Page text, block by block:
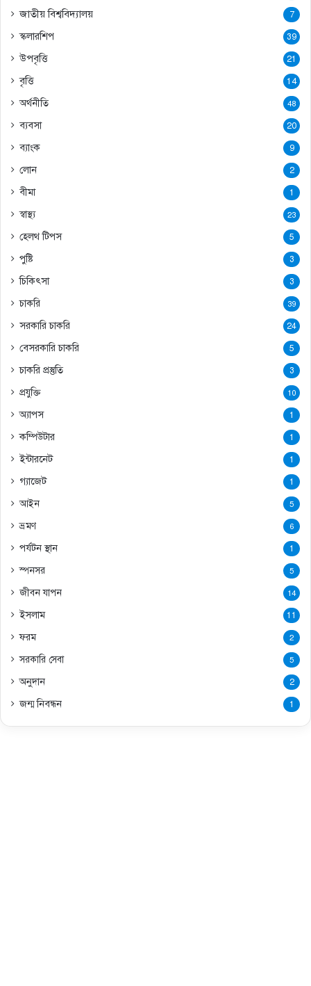
জাতীয় বিশ্ববিদ্যালয় 7
স্কলারশিপ 39
উপবৃত্তি 21
বৃত্তি 14
অর্থনীতি 48
ব্যবসা 20
ব্যাংক 9
লোন 2
বীমা 1
স্বাস্থ্য 23
হেলথ টিপস 5
পুষ্টি 3
চিকিৎসা 3
চাকরি 39
সরকারি চাকরি 24
বেসরকারি চাকরি 5
চাকরি প্রস্তুতি 3
প্রযুক্তি 10
অ্যাপস 1
কম্পিউটার 1
ইন্টারনেট 1
গ্যাজেট 1
আইন 5
ভ্রমণ 6
পর্যটন স্থান 1
স্পনসর 5
জীবন যাপন 14
ইসলাম 11
ফরম 2
সরকারি সেবা 5
অনুদান 2
জন্ম নিবন্ধন 1